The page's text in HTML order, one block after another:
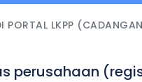
PORTAL LKPP
perusahaan